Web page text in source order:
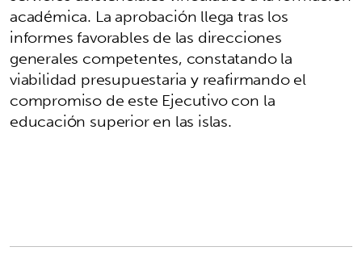
académica. La aprobación llega tras los
informes favorables de las direcciones
generales competentes, constatando la
viabilidad presupuestaria y reafirmando el
compromiso de este Ejecutivo con la
educación superior en las islas.